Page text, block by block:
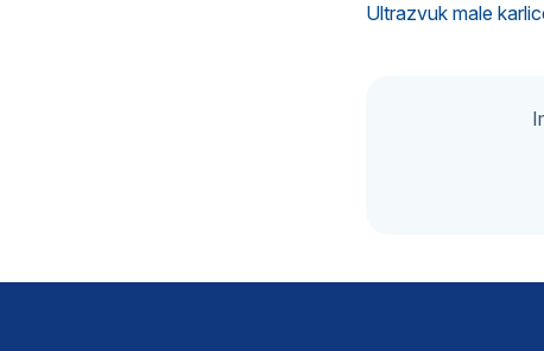
Ultrazvuk male